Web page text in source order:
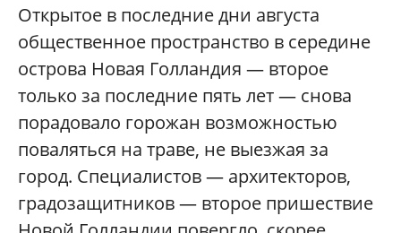
Открытое в последние дни августа
общественное пространство в середине
острова Новая Голландия — второе
только за последние пять лет — снова
порадовало горожан возможностью
поваляться на траве, не выезжая за
город. Специалистов — архитекторов,
градозащитников — второе пришествие